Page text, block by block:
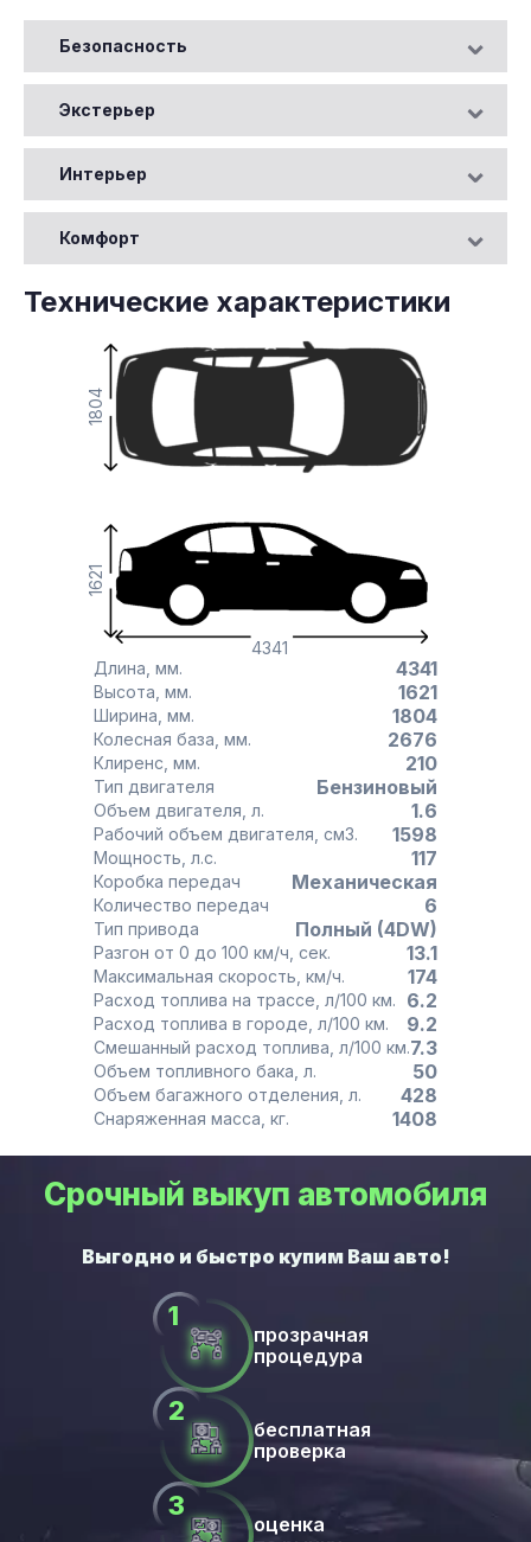
Безопасность
Экстерьер
Интерьер
Комфорт
Технические характеристики
4341
1621
1804
Длина, мм. 4341
Высота, мм. 1621
Ширина, мм. 1804
Колесная база, мм. 2676
Клиренс, мм. 210
Тип двигателя Бензиновый
Объем двигателя, л. 1.6
Рабочий объем двигателя, см3. 1598
Мощность, л.с. 117
Коробка передач Механическая
Количество передач 6
Тип привода Полный (4DW)
Разгон от 0 до 100 км/ч, сек. 13.1
Максимальная скорость, км/ч. 174
Расход топлива на трассе, л/100 км. 6.2
Расход топлива в городе, л/100 км. 9.2
Смешанный расход топлива, л/100 км.7.3
Объем топливного бака, л. 50
Объем багажного отделения, л. 428
Снаряженная масса, кг. 1408
Срочный выкуп автомобиля
прозрачная
процедура
бесплатная
проверка
оценка